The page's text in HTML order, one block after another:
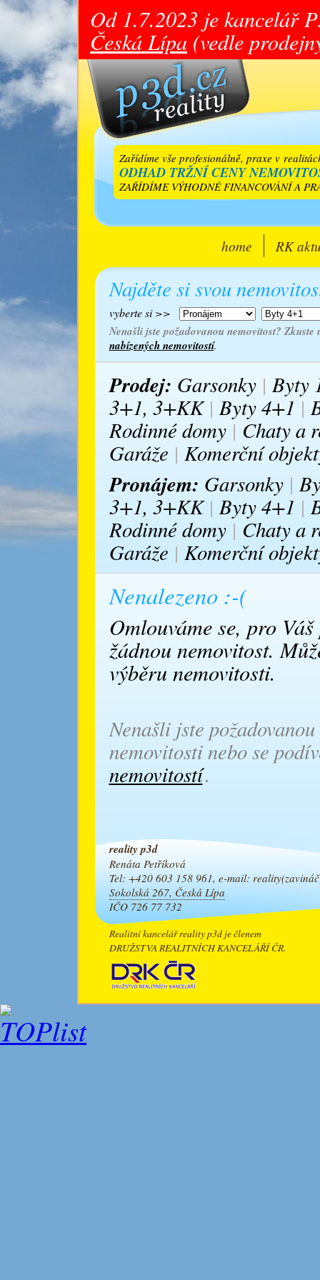
Od 1.7.2023 je kancelář
Česká Lípa (vedle
Zařídíme vše profesionálně, praxe v
ODHAD TRŽNÍ CENY
ZAŘÍDÍME VÝHODNÉ FINANCOVÁNÍ A
home RK
Najděte si svou
vyberte si >>
Nenašli jste požadovanou nemovitost?
nabízených nemovitostí.
Prodej: Garsonky|Byty
3+1, 3+KK|Byty 4+1 |
Rodinné domy| Chaty a
Garáže | Komerční
Pronájem: Garsonky|
3+1, 3+KK|Byty 4+1 |
Rodinné domy| Chaty a
Garáže | Komerční
Nenalezeno :-(
Omlouváme se, pro
žádnou nemovitost.
výběru nemovitosti.
Nenašli jste
nemovitosti nebo se
nemovitostí.
reality p3d
Renáta Petříková
Tel: +420 603 158 961, e-mail: reality(zavi
Sokolská 267, Česká Lípa
IČO 726 77 732
Realitní kancelář reality p3d je členem
DRUŽSTVA REALITNÍCH KANCELÁŘÍ ČR.